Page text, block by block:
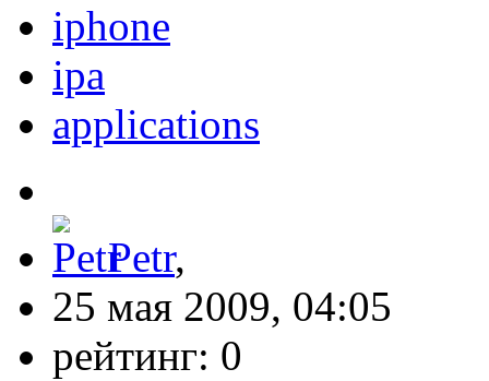
iphone
ipa
applications
Petr,
25 мая 2009, 04:05
рейтинг: 0